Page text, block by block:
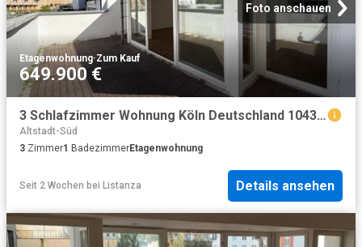
Foto anschauen
Etagenwohnung·Zum Kauf
649.900 €
3 Schlafzimmer Wohnung Köln Deutschland 104371478
Altstadt-Süd
3 Zimmer1 BadezimmerEtagenwohnung
Seit 2 Wochen bei Listanza Details ansehen